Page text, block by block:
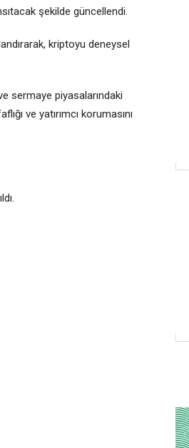
şekilde güncellendi.
kriptoyu deneysel
sermaye piyasalarındaki
ve yatırımcı korumasını